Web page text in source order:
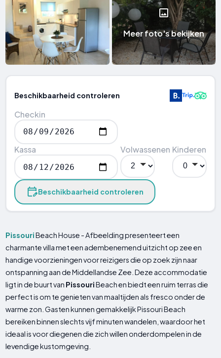
Meer foto's bekijken
Beschikbaarheid controleren
Checkin
Kassa Volwassenen Kinderen
Beschikbaarheid controleren
PissouriBeach House - Afbeelding presenteert een
charmante villa met een adembenemend uitzicht op zee en
handige voorzieningen voor reizigers die op zoek zijn naar
ontspanning aan de Middellandse Zee. Deze accommodatie
ligt in de buurt van PissouriBeach en biedt een ruim terras die
perfect is om te genieten van maaltijden als fresco onder de
warme zon. Gasten kunnen gemakkelijk Pissouri Beach
bereiken binnen slechts vijf minuten wandelen, waardoor het
ideaal is voor diegenen die zich willen onderdompelen in de
levendige kustomgeving.